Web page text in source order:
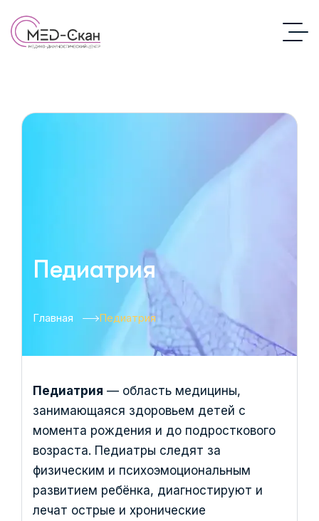
Педиатрия
Главная Педиатрия
Педиатрия — область медицины,
занимающаяся здоровьем детей с
момента рождения и до подросткового
возраста. Педиатры следят за
физическим и психоэмоциональным
развитием ребёнка, диагностируют и
лечат острые и хронические